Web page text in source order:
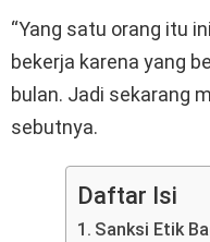
“Yang satu orang itu
bekerja karena yang
bulan. Jadi sekarang
sebutnya.
Daftar Isi
Sanksi Etik